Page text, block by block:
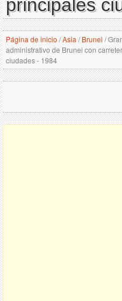
principales
Página de inicio /Asia / Brunei /
administrativo de Brunei con
ciudades - 1984